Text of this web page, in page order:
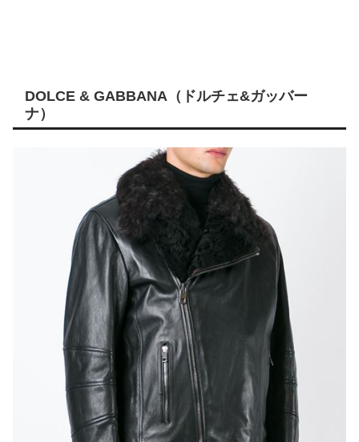
DOLCE & GABBANA（ドルチェ&ガッバー
ナ）